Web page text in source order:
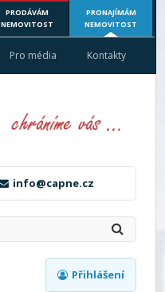
PRODÁVÁM
NEMOVITOST
PRONAJÍMÁM
NEMOVITOST
Pro média Kontakty
info@capne.cz
Přihlášení